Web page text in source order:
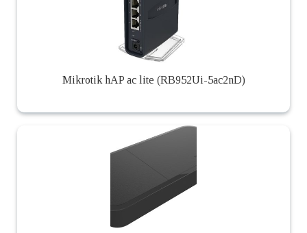
Mikrotik hAP ac lite (RB952Ui-5ac2nD)